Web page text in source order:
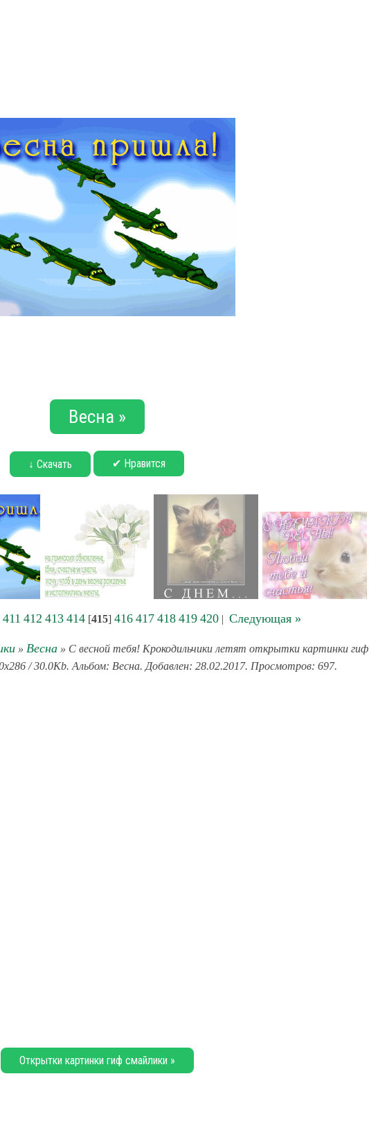
Весна »
↓ Скачать ✔ Нравится
411 412 413 414 [415] 416 417 418 419 420 | Следующая »
» Весна » С весной тебя! Крокодильчики летят открытки картинки гиф
/ 30.0Kb. Альбом: Весна. Добавлен: 28.02.2017. Просмотров: 697.
Открытки картинки гиф смайлики »